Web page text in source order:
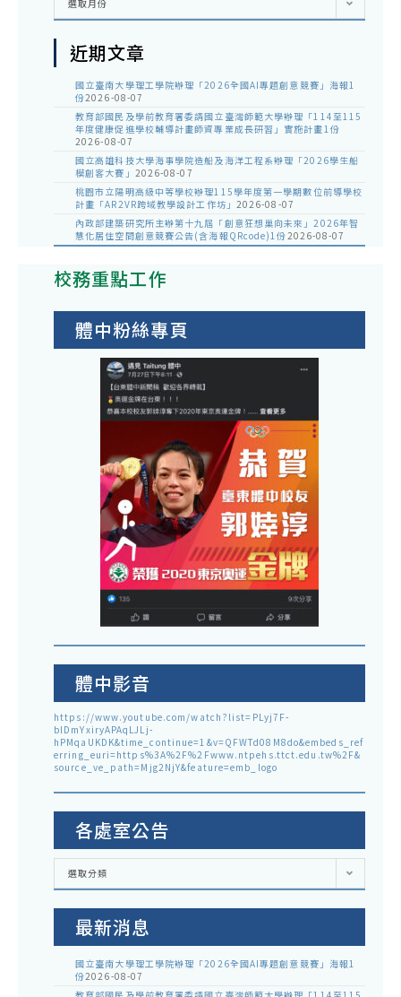
選取月份
近期文章
國立臺南大學理工學院辦理「2026全國AI專題創意競賽」海報1
份2026-08-07
教育部國民及學前教育署委請國立臺灣師範大學辦理「114至115
年度健康促進學校輔導計畫師資專業成長研習」實施計畫1份
2026-08-07
國立高雄科技大學海事學院造船及海洋工程系辦理「2026學生船
模創客大賽」 2026-08-07
桃園市立陽明高級中等學校辦理115學年度第一學期數位前導學校
計畫「AR2VR跨域教學設計工作坊」 2026-08-07
內政部建築研究所主辦第十九屆「創意狂想巢向未來」2026年智
慧化居住空間創意競賽公告(含海報QRcode)1份2026-08-07
校務重點工作
體中粉絲專頁
體中影音
https://www.youtube.com/watch?list=PLyj7F-
blDmYxiryAPAqLJLj-
hPMqaUKDK&time_continue=1&v=QFWTd08M8do&embeds_ref
erring_euri=https%3A%2F%2Fwww.ntpehs.ttct.edu.tw%2F&
source_ve_path=Mjg2NjY&feature=emb_logo
各處室公告
各
室
選取分類
最新消息
國立臺南大學理工學院辦理「2026全國AI專題創意競賽」海報1
份2026-08-07